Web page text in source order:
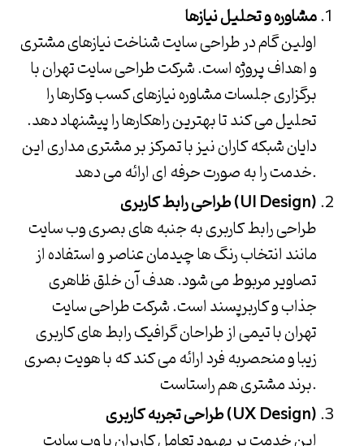
مشاوره و تحلیل نیازها
اولین گام در طراحی سایت شناخت نیازهای مشتری
و اهداف پروژه است.شرکت طراحی سایت تهرانبا
برگزاری جلسات مشاوره نیازهای کسب وکارها را
تحلیل می کند تا بهترین راهکارها را پیشنهاد دهد.
دایان شبکه کاراننیز با تمرکز بر مشتری مداری این
خدمت را به صورت حرفه ای ارائه می دهد.
طراحی رابط کاربری (UI Design)
طراحی رابط کاربری به جنبه های بصری وب سایت
مانند انتخاب رنگ ها چیدمان عناصر و استفاده از
تصاویر مربوط می شود. هدف آن خلق ظاهری
جذاب و کاربرپسند است.شرکت طراحی سایت
تهرانبا تیمی از طراحان گرافیک رابط های کاربری
زیبا و منحصربه فرد ارائه می کند که با هویت بصری
برند مشتری هم راستاست.
طراحی تجربه کاربری (UX Design)